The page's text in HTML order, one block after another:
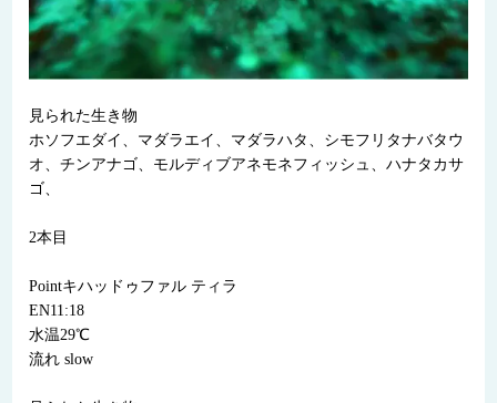
見られた生き物
ホソフエダイ、マダラエイ、マダラハタ、シモフリタナバタウ
オ、チンアナゴ、モルディブアネモネフィッシュ、ハナタカサ
ゴ、
2本目
Pointキハッドゥファル ティラ
EN11:18
水温29℃
流れ slow